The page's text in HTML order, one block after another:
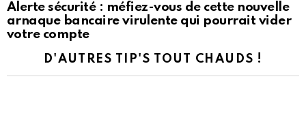
Alerte sécurité : méfiez-vous de cette nouvelle
arnaque bancaire virulente qui pourrait vider
votre compte
D'AUTRES TIP'S TOUT CHAUDS !